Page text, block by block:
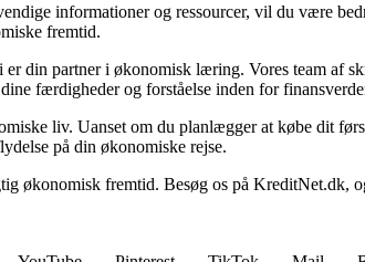
informationer og ressourcer, vil du være
fremtid.
din partner i økonomisk læring. Vores team af
færdigheder og forståelse inden for
liv. Uanset om du planlægger at købe dit
på din økonomiske rejse.
økonomisk fremtid. Besøg os på